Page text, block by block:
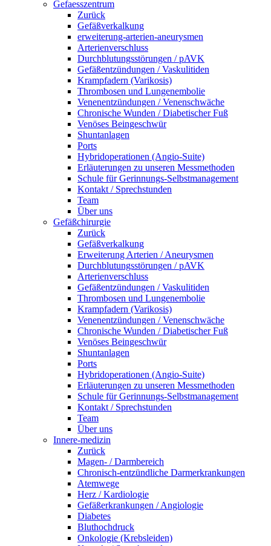
Gefaesszentrum
Zurück
Gefäßverkalkung
erweiterung-arterien-aneurysmen
Arterienverschluss
Durchblutungsstörungen / pAVK
Gefäßentzündungen / Vaskulitiden
Krampfadern (Varikosis)
Thrombosen und Lungenembolie
Venenentzündungen / Venenschwäche
Chronische Wunden / Diabetischer Fuß
Venöses Beingeschwür
Shuntanlagen
Ports
Hybridoperationen (Angio-Suite)
Erläuterungen zu unseren Messmethoden
Schule für Gerinnungs-Selbstmanagement
Kontakt / Sprechstunden
Team
Über uns
Gefäßchirurgie
Zurück
Gefäßverkalkung
Erweiterung Arterien / Aneurysmen
Durchblutungsstörungen / pAVK
Arterienverschluss
Gefäßentzündungen / Vaskulitiden
Thrombosen und Lungenembolie
Krampfadern (Varikosis)
Venenentzündungen / Venenschwäche
Chronische Wunden / Diabetischer Fuß
Venöses Beingeschwür
Shuntanlagen
Ports
Hybridoperationen (Angio-Suite)
Erläuterungen zu unseren Messmethoden
Schule für Gerinnungs-Selbstmanagement
Kontakt / Sprechstunden
Team
Über uns
Innere-medizin
Zurück
Magen- / Darmbereich
Chronisch-entzündliche Darmerkrankungen
Atemwege
Herz / Kardiologie
Gefäßerkrankungen / Angiologie
Diabetes
Bluthochdruck
Onkologie (Krebsleiden)